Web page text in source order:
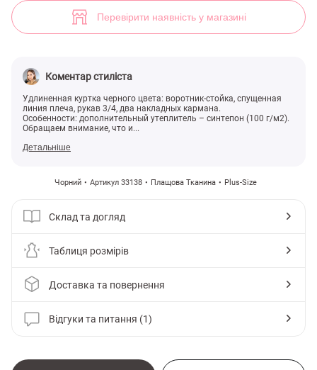
Перевірити наявність у магазині
Коментар стиліста
Удлиненная куртка черного цвета: воротник-стойка, спущенная
линия плеча, рукав 3/4, два накладных кармана.
Особенности: дополнительный утеплитель – синтепон (100 г/м2).
Обращаем внимание, что и...
Детальніше
Чорний Артикул 33138 Плащова Тканина Plus-Size
Склад та догляд
Таблиця розмірів
Доставка та повернення
Відгуки та питання (1)
(арт. 33138) ♡ інтернет-магазин Gepur